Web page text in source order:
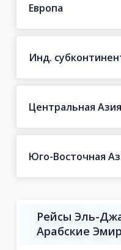
Европа
Инд.
Центральная Азия
Юго-Восточная
Рейсы Эль-
Арабские